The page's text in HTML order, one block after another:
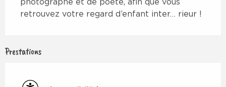
photographe et de poète, afin que vous
retrouvez votre regard d’enfant inter… rieur !
Prestations